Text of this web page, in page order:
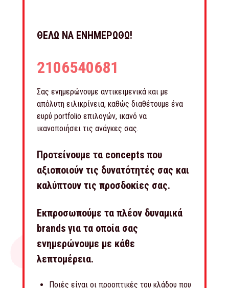
ΘΕΛΩ ΝΑ ΕΝΗΜΕΡΩΘΩ!
2106540681
Σας ενημερώνουμε αντικειμενικά και με
απόλυτη ειλικρίνεια, καθώς διαθέτουμε ένα
ευρύ portfolio επιλογών, ικανό να
ικανοποιήσει τις ανάγκες σας.
Προτείνουμε τα concepts που
αξιοποιούν τις δυνατότητές σας και
καλύπτουν τις προσδοκίες σας.
Εκπροσωπούμε τα πλέον δυναμικά
brands για τα οποία σας
ενημερώνουμε με κάθε
λεπτομέρεια.
Ποιές είναι οι προοπτικές του κλάδου που